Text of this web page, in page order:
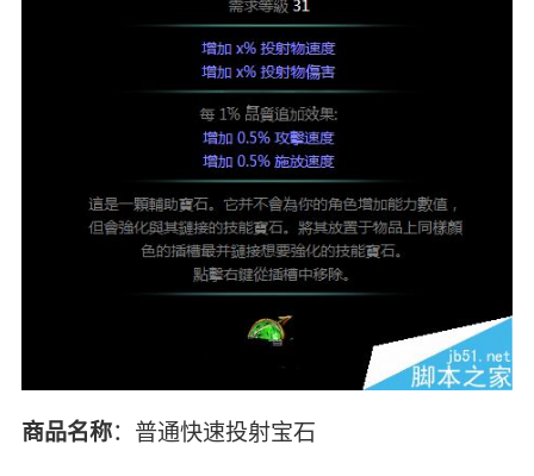
商品名称：普通快速投射宝石